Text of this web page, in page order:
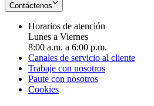
Contáctenos
Horarios de atención
Lunes a Viernes
8:00 a.m. a 6:00 p.m.
Canales de servicio al cliente
Trabaje con nosotros
Paute con nosotros
Cookies